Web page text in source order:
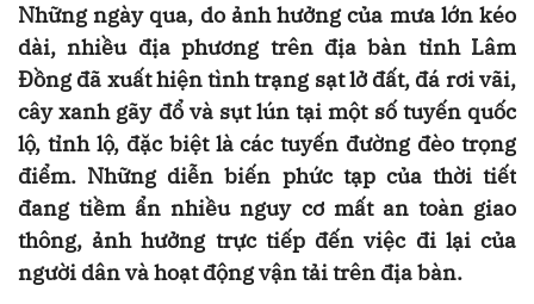
Những ngày qua, do ảnh hưởng của mưa lớn kéo
dài, nhiều địa phương trên địa bàn tỉnh Lâm
Đồng đã xuất hiện tình trạng sạt lở đất, đá rơi vãi,
cây xanh gãy đổ và sụt lún tại một số tuyến quốc
lộ, tỉnh lộ, đặc biệt là các tuyến đường đèo trọng
điểm. Những diễn biến phức tạp của thời tiết
đang tiềm ẩn nhiều nguy cơ mất an toàn giao
thông, ảnh hưởng trực tiếp đến việc đi lại của
người dân và hoạt động vận tải trên địa bàn.